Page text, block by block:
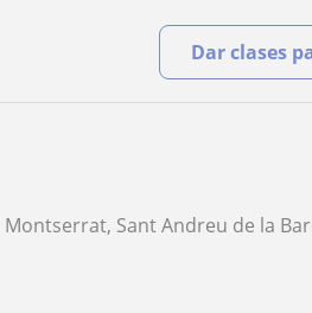
Dar clases
Sant Andreu de la